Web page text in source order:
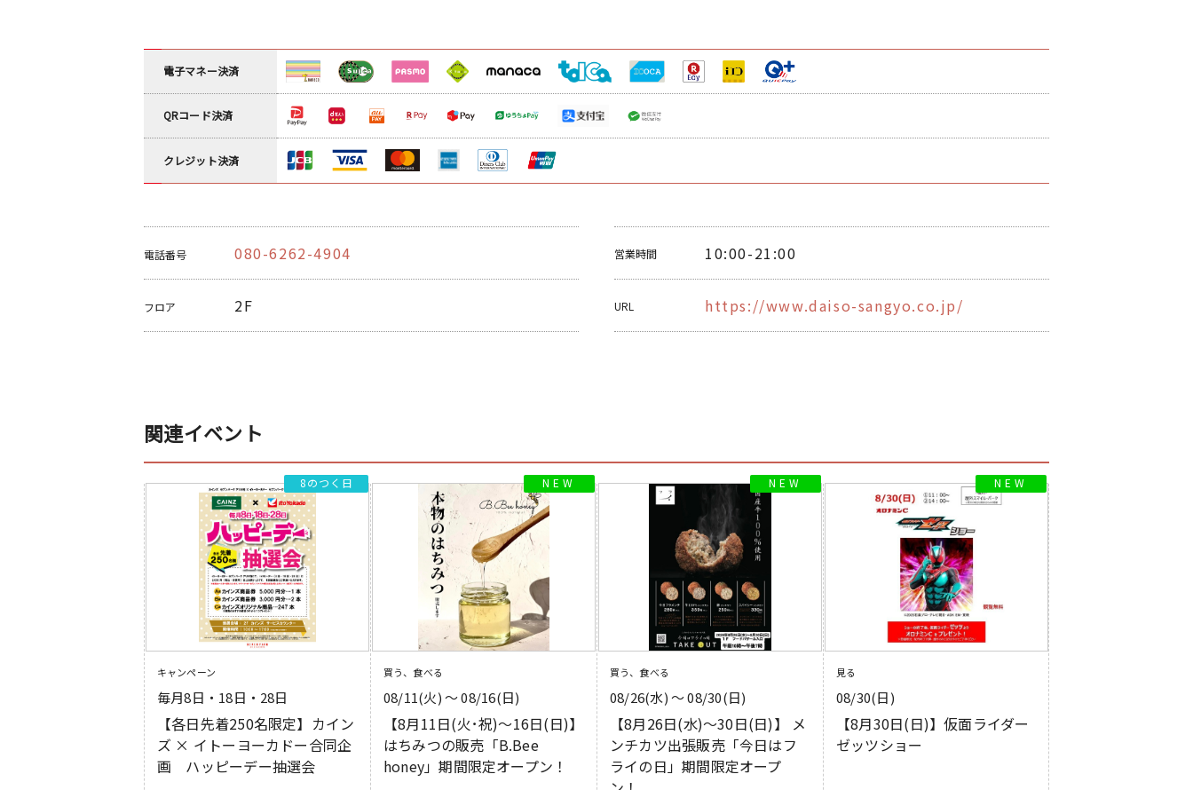
電子マネー決済
QRコード決済
クレジット決済
電話番号 080-6262-4904
フロア 2F
営業時間 10:00-21:00
URL https://www.daiso-sangyo.co.jp/
関連イベント
キャンペーン
毎月8日・18日・28日
【各日先着250名限定】カイン
ズ × イトーヨーカドー合同企
画 ハッピーデー抽選会
8のつく日
買う、食べる
08/11(火) 〜 08/16(日)
【8月11日(火･祝)～16日(日)】
はちみつの販売「B.Bee
honey」期間限定オープン！
買う、食べる
08/26(水) 〜 08/30(日)
【8月26日(水)～30日(日)】 メ
ンチカツ出張販売「今日はフ
ライの日」期間限定オープ
見る
08/30(日)
【8月30日(日)】仮面ライダー
ゼッツショー